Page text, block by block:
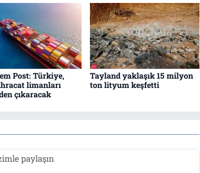
Post: Türkiye,
limanları
çıkaracak
Tayland yaklaşık 15 milyon
ton lityum keşfetti